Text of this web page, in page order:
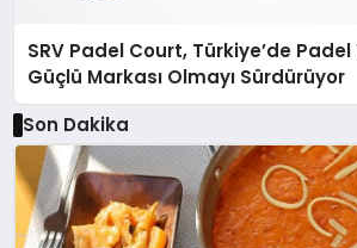
SRV Padel Court, Türkiye’de Padel
Güçlü Markası Olmayı Sürdürüyor
Son Dakika